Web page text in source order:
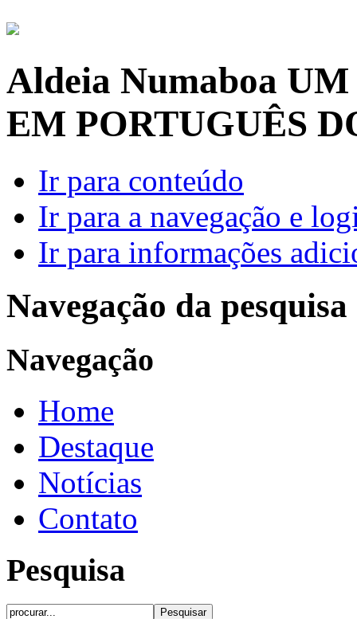
Aldeia Numaboa UM
EM PORTUGUÊS
Ir para conteúdo
Ir para a navegação e
Ir para informações
Navegação da pesquisa
Navegação
Home
Destaque
Notícias
Contato
Pesquisa